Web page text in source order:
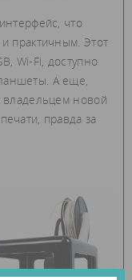
что
практичным. Этот
Wi-Fi, доступно
А еще,
владельцем новой
правда за